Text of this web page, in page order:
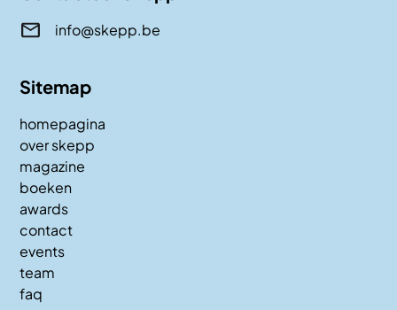
info@skepp.be
Sitemap
homepagina
over skepp
magazine
boeken
awards
contact
events
team
faq